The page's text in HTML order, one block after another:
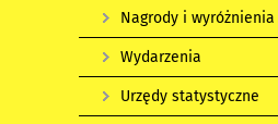
Nagrody i wyróżnienia
Wydarzenia
Urzędy statystyczne